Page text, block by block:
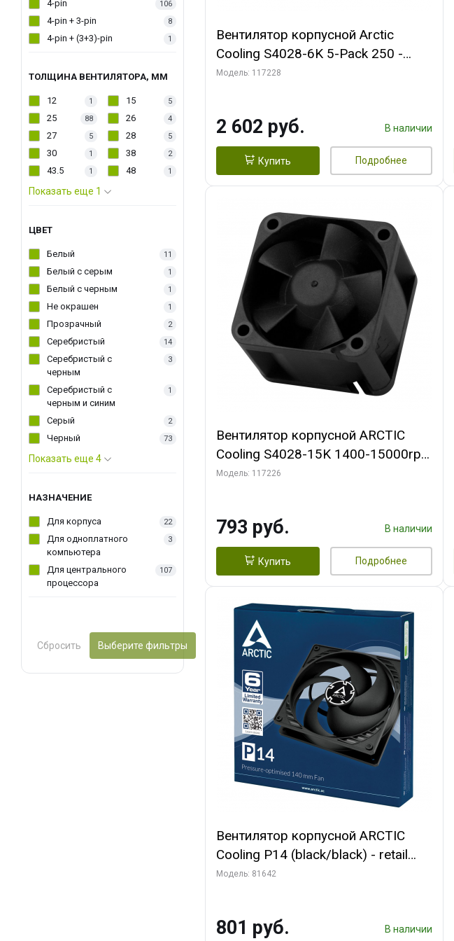
4-pin 106
4-pin + 3-pin 8
4-pin + (3+3)-pin 1
ТОЛЩИНА ВЕНТИЛЯТОРА, ММ
12 1 15 5
25 88 26 4
27 5 28 5
30 1 38 2
43.5 1 48 1
Показать еще 1
ЦВЕТ
Белый 11
Белый с серым 1
Белый с черным 1
Не окрашен 1
Прозрачный 2
Серебристый 14
Серебристый с
черным
3
Серебристый с
черным и синим
1
Серый 2
Черный 73
Показать еще 4
НАЗНАЧЕНИЕ
Для корпуса 22
Для одноплатного
компьютера
3
Для центрального
процессора
107
Сбросить Выберите фильтры
Вентилятор корпусной Arctic
Cooling S4028-6K 5-Pack 250 -
6000 rpm Dual Ball Bearing 4-Pin
Модель: 117228
2 602 руб. В наличии
Купить Подробнее
Вентилятор корпусной ARCTIC
Cooling S4028-15K 1400-15000rpm
Dual Ball Bearing 4-Pin Fan-
Модель: 117226
793 руб. В наличии
Купить Подробнее
Вентилятор корпусной ARCTIC
Cooling P14 (black/black) - retail
(ACFAN00123A) (701549) {56}
Модель: 81642
801 руб. В наличии